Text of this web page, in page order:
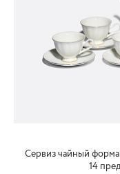
Сервиз чайный форма
14